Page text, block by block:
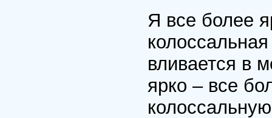
Я все более
вливается в
ярко – все